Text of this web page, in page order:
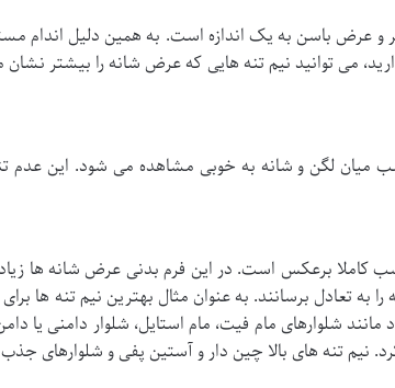
و عرض باسن به یک اندازه است. به همین دلیل اندام
می توانید نیم تنه هایی که عرض شانه را بیشتر
میان لگن و شانه به خوبی مشاهده می شود. این عدم
کاملا برعکس است. در این فرم بدنی عرض شانه ها
را به تعادل برسانند. به عنوان مثال بهترین نیم تنه ها
شلوارهای مام فیت، مام استایل، شلوار دامنی یا
نیم تنه های بالا چین دار و آستین پفی و شلوارهای